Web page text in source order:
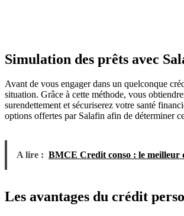
Simulation des prêts avec
Avant de vous engager dans un quelconque
situation. Grâce à cette méthode, vous
surendettement et sécuriserez votre santé
options offertes par Salafin afin de déterminer
A lire : BMCE Credit conso : le
Les avantages du crédit